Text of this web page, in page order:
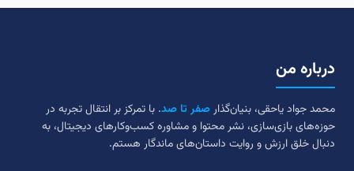
درباره من
محمد جواد یاحقی، بنیان‌گذارصفر تا صد. با تمرکز بر انتقال تجربه در
حوزه‌های بازی‌سازی، نشر محتوا و مشاوره کسب‌وکارهای دیجیتال، به
دنبال خلق ارزش و روایت داستان‌های ماندگار هستم.